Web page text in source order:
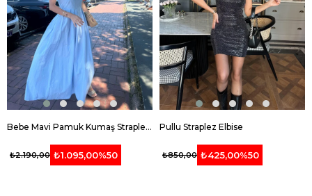
Bebe Mavi Pamuk Kumaş Straplez Elbise
₺1.095,00%50
₺2.190,00
Pullu Straplez Elbise
₺425,00%50
₺850,00